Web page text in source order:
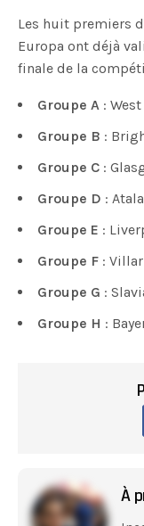
Les huit premiers
Europa ont déjà
finale de la
Groupe A :
Groupe B :
Groupe C :
Groupe D :
Groupe E :
Groupe F :
Groupe G :
Groupe H :
À